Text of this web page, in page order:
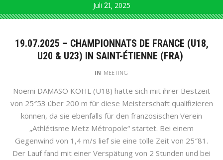
Juli 21 2025
19.07.2025 – CHAMPIONNATS DE FRANCE (U18,
U20 & U23) IN SAINT-ÉTIENNE (FRA)
IN MEETING
Noemi DAMASO KOHL (U18) hatte sich mit ihrer Bestzeit
von 25″53 über 200 m für diese Meisterschaft qualifizieren
können, da sie ebenfalls für den französischen Verein
„Athlétisme Metz Métropole“ startet. Bei einem
Gegenwind von 1,4 m/s lief sie eine tolle Zeit von 25″81.
Der Lauf fand mit einer Verspätung von 2 Stunden und bei